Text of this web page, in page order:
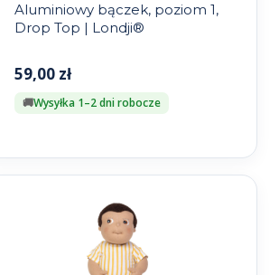
Aluminiowy bączek, poziom 1,
Drop Top | Londji®
59,00 zł
Wysyłka 1–2 dni robocze